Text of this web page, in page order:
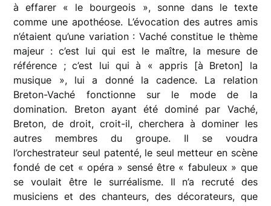
à effarer « le bourgeois », sonne dans le texte
comme une apothéose. L’évocation des autres amis
n’étaient qu’une variation : Vaché constitue le thème
majeur : c’est lui qui est le maître, la mesure de
référence ; c’est lui qui à « appris [à Breton] la
musique », lui a donné la cadence. La relation
Breton-Vaché fonctionne sur le mode de la
domination. Breton ayant été dominé par Vaché,
Breton, de droit, croit-il, cherchera à dominer les
autres membres du groupe. Il se voudra
l’orchestrateur seul patenté, le seul metteur en scène
fondé de cet « opéra » sensé être « fabuleux » que
se voulait être le surréalisme. Il n’a recruté des
musiciens et des chanteurs, des décorateurs, que